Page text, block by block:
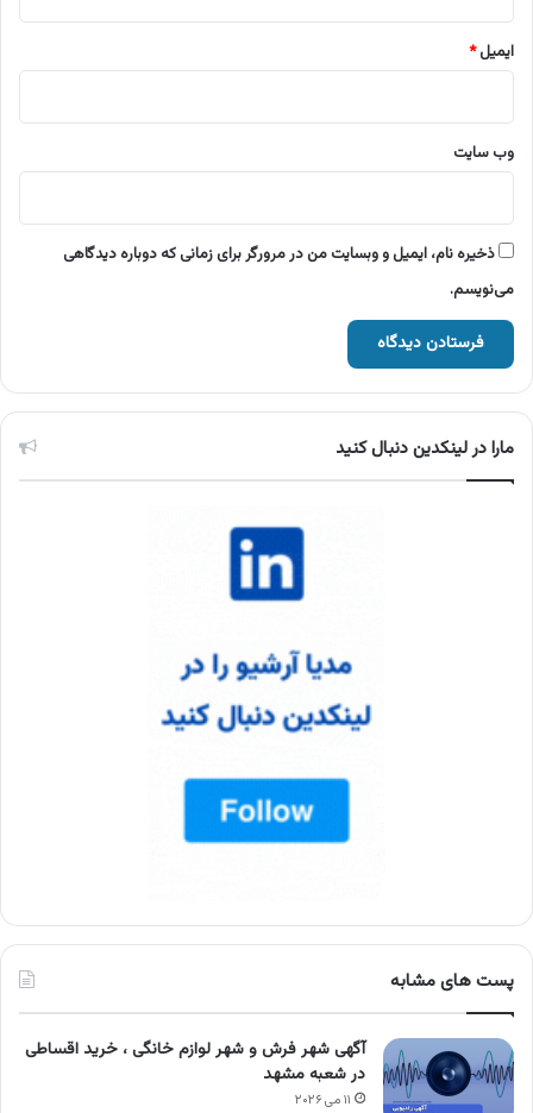
ایمیل*
وب‌ سایت
ذخیره نام، ایمیل و وبسایت من در مرورگر برای زمانی که دوباره دیدگاهی
می‌نویسم.
مارا در لینکدین دنبال کنید
پست های مشابه
آگهی شهر فرش و شهر لوازم خانگی ، خرید اقساطی
در شعبه مشهد
۱۱ می ۲۰۲۶